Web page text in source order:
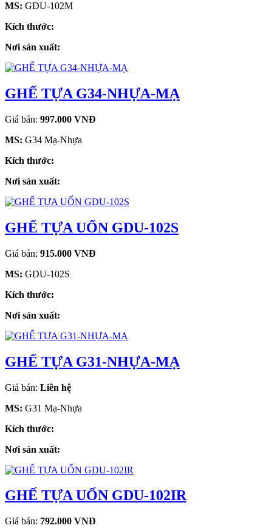
MS: GDU-102M
Kích thước:
Nơi sản xuất:
GHẾ TỰA G34-NHỰA-MẠ
Giá bán: 997.000 VNĐ
MS: G34 Mạ-Nhựa
Kích thước:
Nơi sản xuất:
GHẾ TỰA UỐN GDU-102S
Giá bán: 915.000 VNĐ
MS: GDU-102S
Kích thước:
Nơi sản xuất:
GHẾ TỰA G31-NHỰA-MẠ
Giá bán: Liên hệ
MS: G31 Mạ-Nhựa
Kích thước:
Nơi sản xuất:
GHẾ TỰA UỐN GDU-102IR
Giá bán: 792.000 VNĐ